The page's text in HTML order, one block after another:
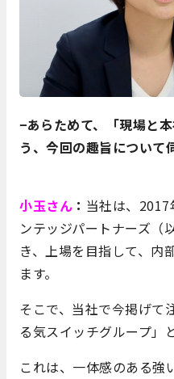
−あらためて、「現場と
う、今回の趣旨について
小玉さん ： 当社は、
ンテッジパートナーズ（
き、上場を目指して、内
ます。
そこで、当社で今掲げて
る気スイッチグループ」
これは、一体感のある強